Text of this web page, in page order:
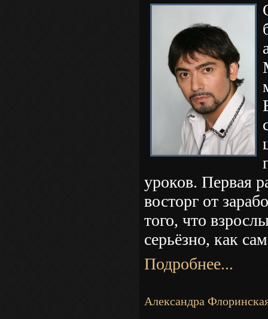
уроков. Первая
восторг от
того, что
серьёзно, как
Подробнее...
Александра